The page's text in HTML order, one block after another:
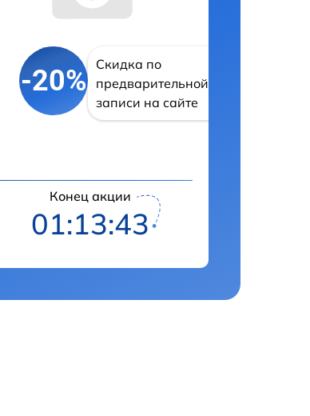
-20%
Скидка по
предварительной
записи на сайте
Конец акции
01:13:42